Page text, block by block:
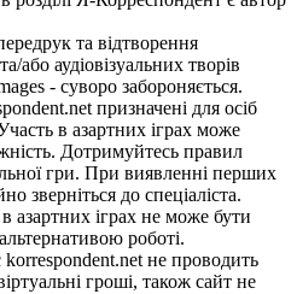
та відтворення
або аудіовізуальних творів
- суворо забороняється.
призначені для осіб
в азартних іграх може
Дотримуйтесь правил
гри. При виявленні перших
зверніться до спеціаліста.
азартних іграх не може бути
роботі.
не проводить
гроші, також сайт не